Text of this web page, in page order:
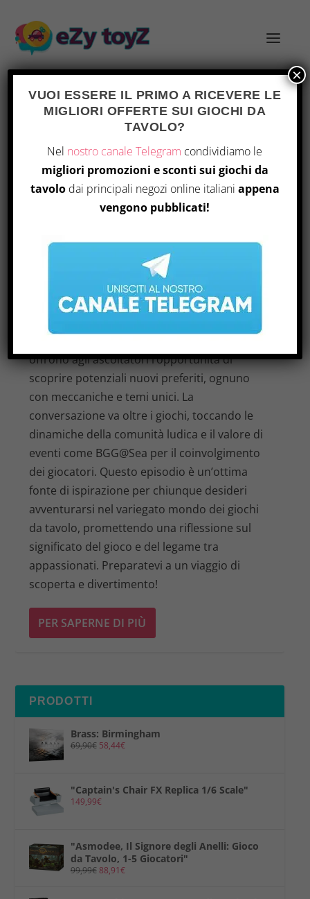
TAG:OBG 586
OBG 586: ANALISI DI GIOCHI DA
TAVOLO SELEZIONATI
di|Apr 6, 2026|Notizie| 0 |
Nell’episodio di On Board Games, Erik e Steve
crociera BGG@Sea, immersi in una delle più
ampie Review-a-palooza mai realizzate. I due
esplorano un’eclettica selezione di giochi da
tavolo, tra cui titoli intriganti come Panda
offrono agli ascoltatori l’opportunità di
scoprire potenziali nuovi preferiti, ognuno
con meccaniche e temi unici. La
conversazione va oltre i giochi, toccando le
dinamiche della comunità ludica e il valore di
eventi come BGG@Sea per il coinvolgimento
dei giocatori. Questo episodio è un’ottima
fonte di ispirazione per chiunque desideri
avventurarsi nel variegato mondo dei giochi
da tavolo, promettendo una riflessione sul
significato del gioco e del legame tra
appassionati. Preparatevi a un viaggio di
scoperta e divertimento!
PER SAPERNE DI PIÙ
PRODOTTI
Brass: Birmingham
69,90€ 58,44€
"Captain's Chair FX Replica 1/6 Scale"
149,99€
"Asmodee, Il Signore degli Anelli: Gioco
da Tavolo, 1-5 Giocatori"
99,99€88,91€
VUOI ESSERE IL PRIMO A RICEVERE LE
MIGLIORI OFFERTE SUI GIOCHI DA
TAVOLO?
Nel nostro canale Telegram condividiamo le
migliori promozioni e sconti sui giochi da
tavolo dai principali negozi online italiani appena
vengono pubblicati!
×